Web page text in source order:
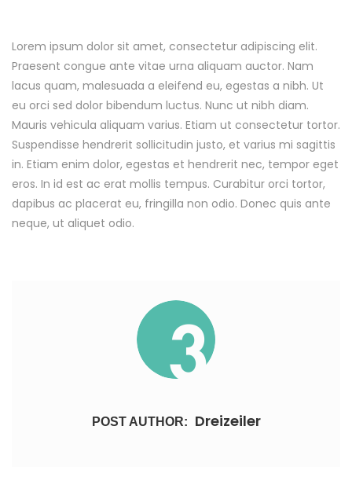
Lorem ipsum dolor sit amet, consectetur adipiscing elit.
Praesent congue ante vitae urna aliquam auctor. Nam
lacus quam, malesuada a eleifend eu, egestas a nibh. Ut
eu orci sed dolor bibendum luctus. Nunc ut nibh diam.
Mauris vehicula aliquam varius. Etiam ut consectetur tortor.
Suspendisse hendrerit sollicitudin justo, et varius mi sagittis
in. Etiam enim dolor, egestas et hendrerit nec, tempor eget
eros. In id est ac erat mollis tempus. Curabitur orci tortor,
dapibus ac placerat eu, fringilla non odio. Donec quis ante
neque, ut aliquet odio.
POST AUTHOR: Dreizeiler